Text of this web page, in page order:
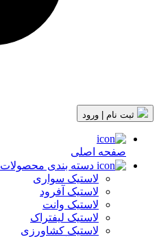
صفحه اصلی
دسته بندی محصولات
لاستیک سواری
لاستیک آفرود
لاستیک وانت
لاستیک لیفتراک
لاستیک کشاورزی